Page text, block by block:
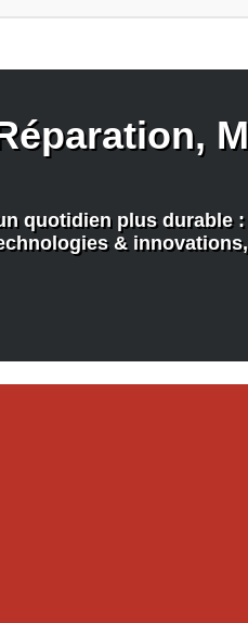
quotidien plus durable
&